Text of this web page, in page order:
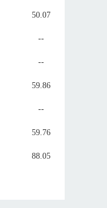
50.07
--
--
59.86
--
59.76
88.05